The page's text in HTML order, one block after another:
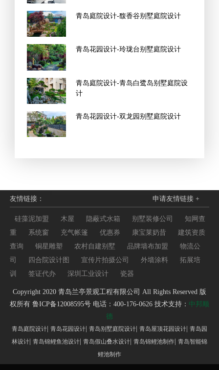
青岛庭院设计-馥香谷别墅庭院设计
青岛花园设计-玲珑台别墅庭院设计
青岛庭院设计-青岛白鹭岛别墅庭院设
计
青岛花园设计-双龙园别墅庭院设计
友情链接： 申请友情链接 +
硅藻泥加盟 木屋 隐蔽式水箱 别墅装修公司
知网查
重
系统窗 充气帐篷 优惠券 康宝莱奶昔
建筑资质
查询
铜星雕塑 农村自建别墅 品牌墙布加盟
物流公
司
四合院设计图 宣传片拍摄公司 外墙涂料
拓展培
训
签证代办 深圳工业设计 瓷器
Copyright 2020 青岛兰亭景观工程有限公司 All Rights Reserved 版
权所有 鲁ICP备12008595号 电话：400-176-0626 技术支持： 中邦顺
德
青岛庭院设计 青岛花园设计 青岛别墅庭院设计 青岛屋顶花园设计 青岛园
林设计 青岛锦鲤鱼池设计 青岛假山叠水设计 青岛锦鲤池制作 青岛智能锦
鲤池制作